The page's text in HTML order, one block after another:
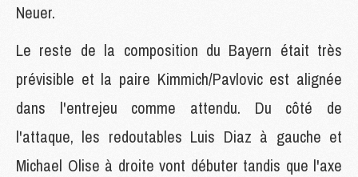
Neuer.
Le reste de la composition du Bayern était très
prévisible et la paire Kimmich/Pavlovic est alignée
dans l'entrejeu comme attendu. Du côté de
l'attaque, les redoutables Luis Diaz à gauche et
Michael Olise à droite vont débuter tandis que l'axe